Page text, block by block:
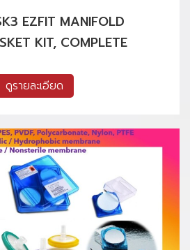
EZFIT MANIFOLD
KIT, COMPLETE
ดูรายละเอียด